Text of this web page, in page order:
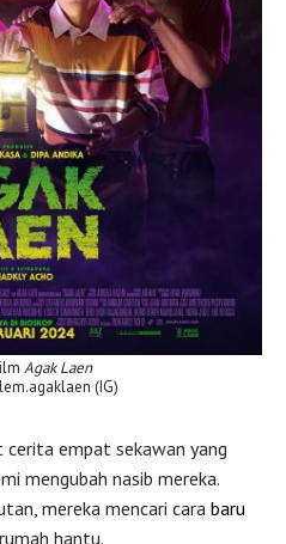
Agak Laen
(IG)
cerita empat sekawan yang
mengubah nasib mereka.
mereka mencari cara baru
hantu.